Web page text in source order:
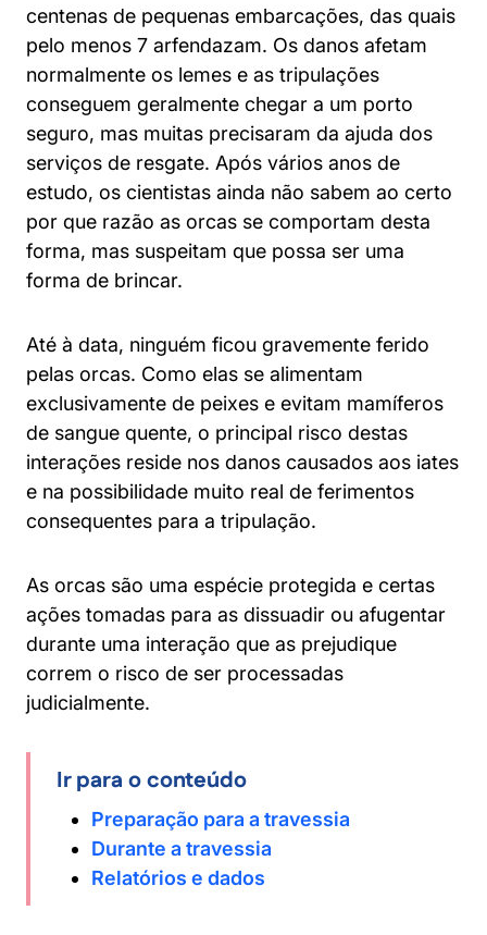
centenas de pequenas embarcações, das quais
pelo menos 7 arfendazam. Os danos afetam
normalmente os lemes e as tripulações
conseguem geralmente chegar a um porto
seguro, mas muitas precisaram da ajuda dos
serviços de resgate. Após vários anos de
estudo, os cientistas ainda não sabem ao certo
por que razão as orcas se comportam desta
forma, mas suspeitam que possa ser uma
forma de brincar.
Até à data, ninguém ficou gravemente ferido
pelas orcas. Como elas se alimentam
exclusivamente de peixes e evitam mamíferos
de sangue quente, o principal risco destas
interações reside nos danos causados aos iates
e na possibilidade muito real de ferimentos
consequentes para a tripulação.
As orcas são uma espécie protegida e certas
ações tomadas para as dissuadir ou afugentar
durante uma interação que as prejudique
correm o risco de ser processadas
judicialmente.
Ir para o conteúdo
Preparação para a travessia
Durante a travessia
Relatórios e dados